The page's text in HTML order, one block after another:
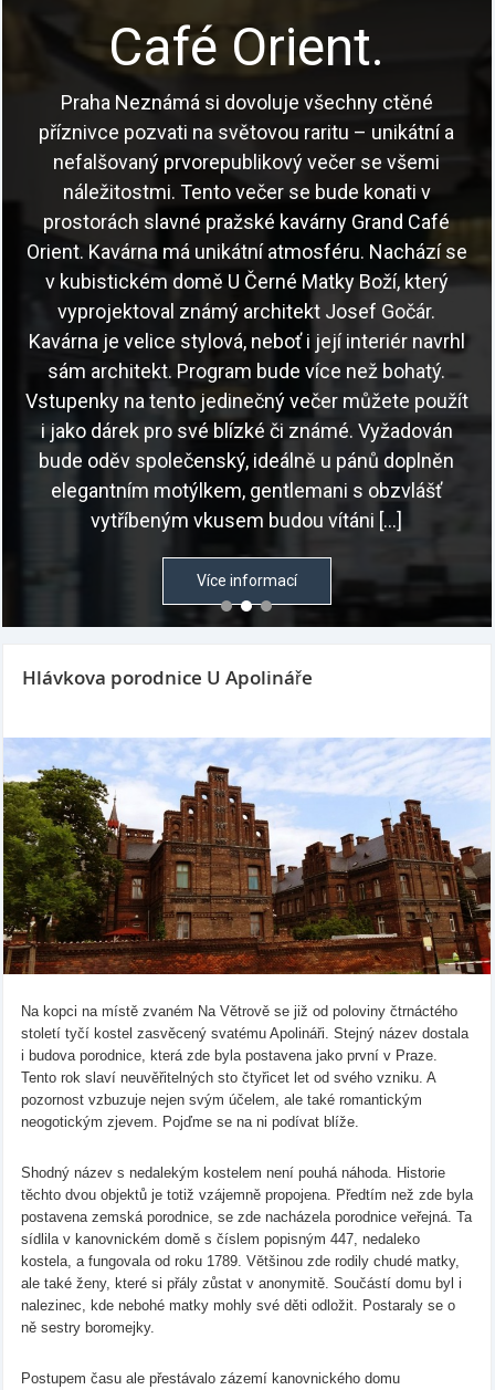
Café Orient.
Praha Neznámá si dovoluje všechny ctěné
příznivce pozvati na světovou raritu – unikátní a
nefalšovaný prvorepublikový večer se všemi
náležitostmi. Tento večer se bude konati v
prostorách slavné pražské kavárny Grand Café
Orient. Kavárna má unikátní atmosféru. Nachází se
v kubistickém domě U Černé Matky Boží, který
vyprojektoval známý architekt Josef Gočár.
Kavárna je velice stylová, neboť i její interiér navrhl
sám architekt. Program bude více než bohatý.
Vstupenky na tento jedinečný večer můžete použít
i jako dárek pro své blízké či známé. Vyžadován
bude oděv společenský, ideálně u pánů doplněn
elegantním motýlkem, gentlemani s obzvlášť
vytříbeným vkusem budou vítáni […]
Více informací
Hlávkova porodnice U Apolináře
Na kopci na místě zvaném Na Větrově se již od poloviny čtrnáctého
století tyčí kostel zasvěcený svatému Apolináři. Stejný název dostala
i budova porodnice, která zde byla postavena jako první v Praze.
Tento rok slaví neuvěřitelných sto čtyřicet let od svého vzniku. A
pozornost vzbuzuje nejen svým účelem, ale také romantickým
neogotickým zjevem. Pojďme se na ni podívat blíže.
Shodný název s nedalekým kostelem není pouhá náhoda. Historie
těchto dvou objektů je totiž vzájemně propojena. Předtím než zde byla
postavena zemská porodnice, se zde nacházela porodnice veřejná. Ta
sídlila v kanovnickém domě s číslem popisným 447, nedaleko
kostela, a fungovala od roku 1789. Většinou zde rodily chudé matky,
ale také ženy, které si přály zůstat v anonymitě. Součástí domu byl i
nalezinec, kde nebohé matky mohly své děti odložit. Postaraly se o
ně sestry boromejky.
Postupem času ale přestávalo zázemí kanovnického domu